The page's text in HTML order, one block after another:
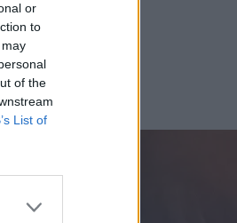
or
to
of the
List of